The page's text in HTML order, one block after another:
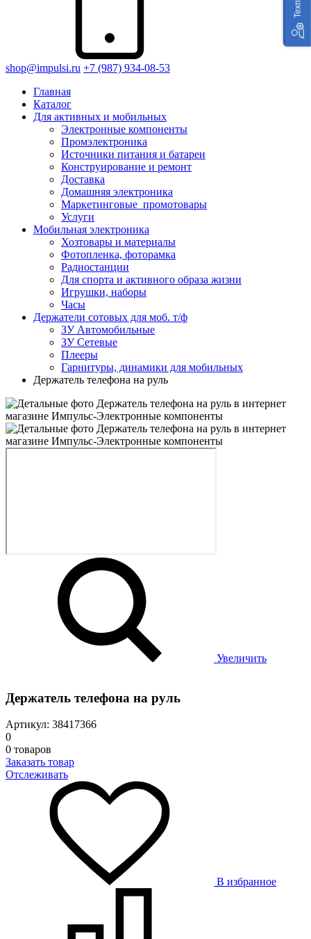
shop@impulsi.ru +7 (987) 934-08-53
Главная
Каталог
Для активных и мобильных
Электронные компоненты
Промэлектроника
Источники питания и батареи
Конструирование и ремонт
Доставка
Домашняя электроника
Маркетинговые_промотовары
Услуги
Мобильная электроника
Хозтовары и материалы
Фотопленка, фоторамка
Радиостанции
Для спорта и активного образа жизни
Игрушки, наборы
Часы
Держатели сотовых для моб. т/ф
ЗУ Автомобильные
ЗУ Сетевые
Плееры
Гарнитуры, динамики для мобильных
Держатель телефона на руль
Увеличить
Держатель телефона на руль
Артикул: 38417366
0
0 товаров
Заказать товар
Отслеживать
В избранное